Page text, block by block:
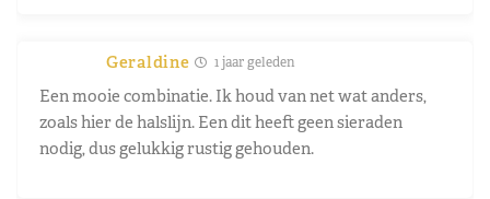
Geraldine 1 jaar geleden
Een mooie combinatie. Ik houd van net wat anders,
zoals hier de halslijn. Een dit heeft geen sieraden
nodig, dus gelukkig rustig gehouden.